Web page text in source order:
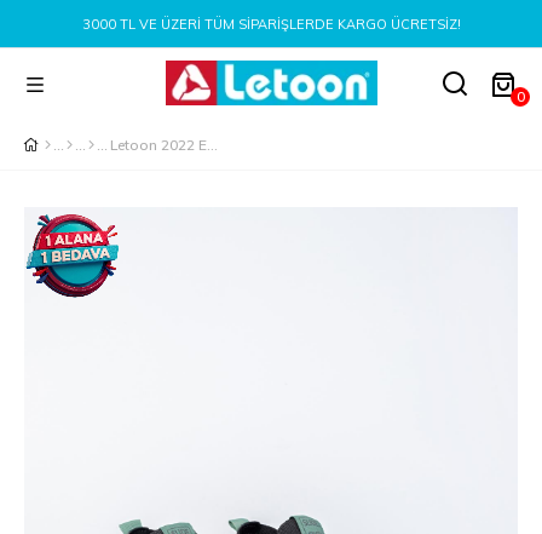
TL VE ÜZERI TÜM SIPARIŞLERDE KARGO ÜCRETSIZ!
0
Letoon 2022 Erkek Antrasit Spor Ayakkabı